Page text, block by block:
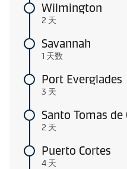
Wilmington
2 天
Savannah
1 天数
Port Everglades
3 天
Santo Tomas de
2 天
Puerto Cortes
4 天